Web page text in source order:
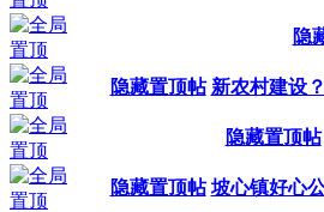
隐
隐藏置顶帖 新农村建设
隐藏置顶帖
隐藏置顶帖 坡心镇好心